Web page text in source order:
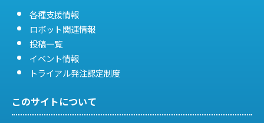
各種支援情報
ロボット関連情報
投稿一覧
イベント情報
トライアル発注認定制度
このサイトについて